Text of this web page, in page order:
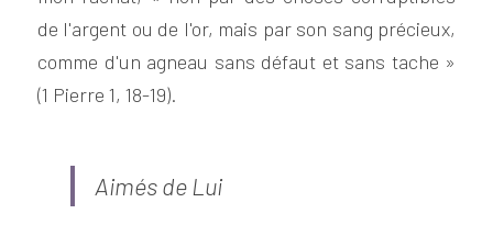
de l'argent ou de l'or, mais par son sang précieux,
comme d'un agneau sans défaut et sans tache »
(1 Pierre 1, 18-19).
Aimés de Lui